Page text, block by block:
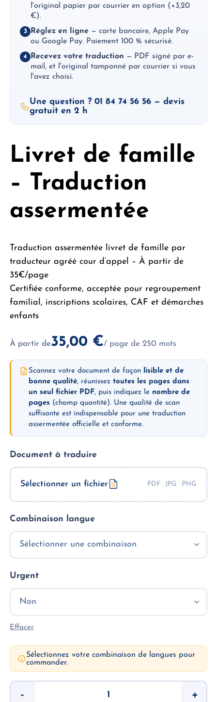
l'original papier par courrier en option (+3,20
€).
3 Réglez en ligne — carte bancaire, Apple Pay
ou Google Pay. Paiement 100 % sécurisé.
4 Recevez votre traduction — PDF signé par e-
mail, et l'original tamponné par courrier si vous
l'avez choisi.
Une question ? 01 84 74 56 56 — devis
gratuit en 2 h
Livret de famille
– Traduction
assermentée
Traduction assermentée livret de famille par
traducteur agréé cour d’appel – À partir de
35€/page
Certifiée conforme, acceptée pour regroupement
familial, inscriptions scolaires, CAF et démarches
enfants
À partir de35,00 €/ page de 250 mots
Scannez votre document de façon lisible et de
bonne qualité, réunisseztoutes les pages dans
un seul fichier PDF, puis indiquez le nombre de
pages (champ quantité). Une qualité de scan
suffisante est indispensable pour une traduction
assermentée officielle et conforme.
Document à traduire
Sélectionner un fichier
Combinaison langue
Urgent
Effacer
Sélectionnez votre combinaison de langues pour
commander.
- +